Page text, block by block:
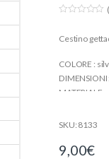
u
f
Cestino
COLORE :
MATERIALE :
SKU: 8133
9,00€